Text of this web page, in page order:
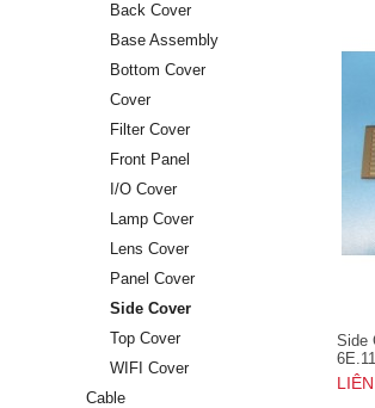
Back Cover
Base Assembly
Bottom Cover
Cover
Filter Cover
Front Panel
I/O Cover
Lamp Cover
Lens Cover
Panel Cover
Side Cover
Top Cover
WIFI Cover
Cable
Side